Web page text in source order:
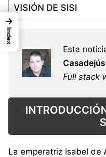
VISIÓN DE SISI
Esta
Full stack
La emperatriz Isabel de
→
Index